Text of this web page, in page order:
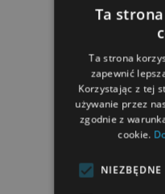
Ta
Ta strona
zapewnić
Korzystając z tej
używanie przez
zgodnie z
cookie.
NIEZBĘDNE